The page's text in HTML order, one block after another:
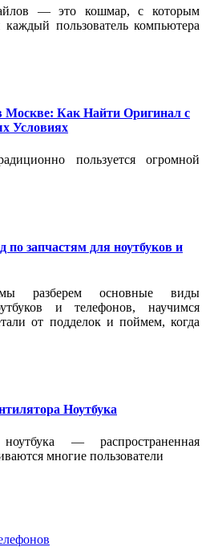
— это кошмар, с которым
каждый пользователь компьютера
Москве: Как Найти Оригинал с
Условиях
пользуется огромной
запчастям для ноутбуков и
разберем основные виды
и телефонов, научимся
от подделок и поймем, когда
Ноутбука
— распространенная
многие пользователи